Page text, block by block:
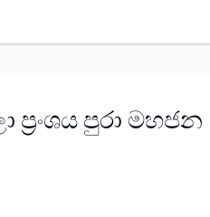
ප්‍රංශය පුරා මහජන